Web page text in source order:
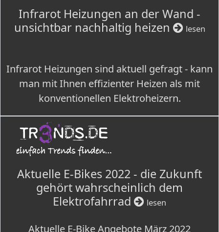
Infrarot Heizungen an der Wand -
unsichtbar nachhaltig heizen
lesen
Infrarot Heizungen sind aktuell gefragt - kann
man mit Ihnen effizienter Heizen als mit
konventionellen Elektroheizern.
Aktuelle E-Bikes 2022 - die Zukunft
gehört wahrscheinlich dem
Elektrofahrrad
lesen
Aktuelle E-Bike Angebote März 2022